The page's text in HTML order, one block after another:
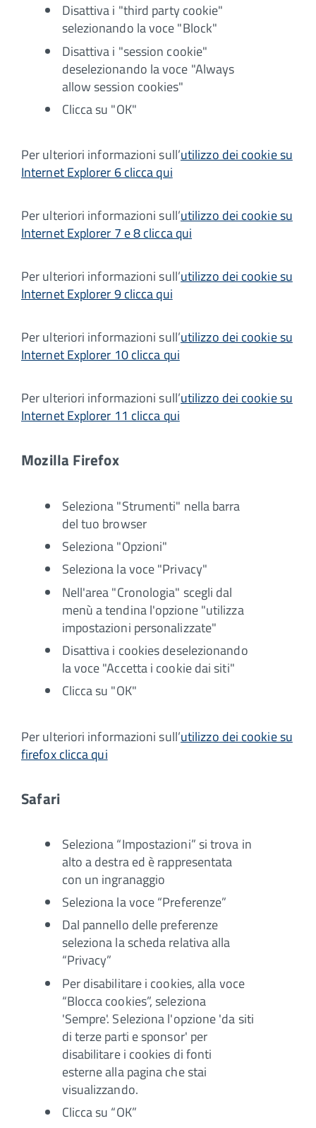
Disattiva i "third party cookie"
selezionando la voce "Block"
Disattiva i "session cookie"
deselezionando la voce "Always
allow session cookies"
Clicca su "OK"
Per ulteriori informazioni sull’utilizzo dei cookie su
Internet Explorer 6 clicca qui
Per ulteriori informazioni sull’utilizzo dei cookie su
Internet Explorer 7 e 8 clicca qui
Per ulteriori informazioni sull’utilizzo dei cookie su
Internet Explorer 9 clicca qui
Per ulteriori informazioni sull’utilizzo dei cookie su
Internet Explorer 10 clicca qui
Per ulteriori informazioni sull’utilizzo dei cookie su
Internet Explorer 11 clicca qui
Mozilla Firefox
Seleziona "Strumenti" nella barra
del tuo browser
Seleziona "Opzioni"
Seleziona la voce "Privacy"
Nell'area "Cronologia" scegli dal
menù a tendina l'opzione "utilizza
impostazioni personalizzate"
Disattiva i cookies deselezionando
la voce "Accetta i cookie dai siti"
Clicca su "OK"
Per ulteriori informazioni sull’utilizzo dei cookie su
firefox clicca qui
Safari
Seleziona “Impostazioni” si trova in
alto a destra ed è rappresentata
con un ingranaggio
Seleziona la voce “Preferenze”
Dal pannello delle preferenze
seleziona la scheda relativa alla
“Privacy”
Per disabilitare i cookies, alla voce
“Blocca cookies”, seleziona
'Sempre'. Seleziona l'opzione 'da siti
di terze parti e sponsor' per
disabilitare i cookies di fonti
esterne alla pagina che stai
visualizzando.
Clicca su “OK”